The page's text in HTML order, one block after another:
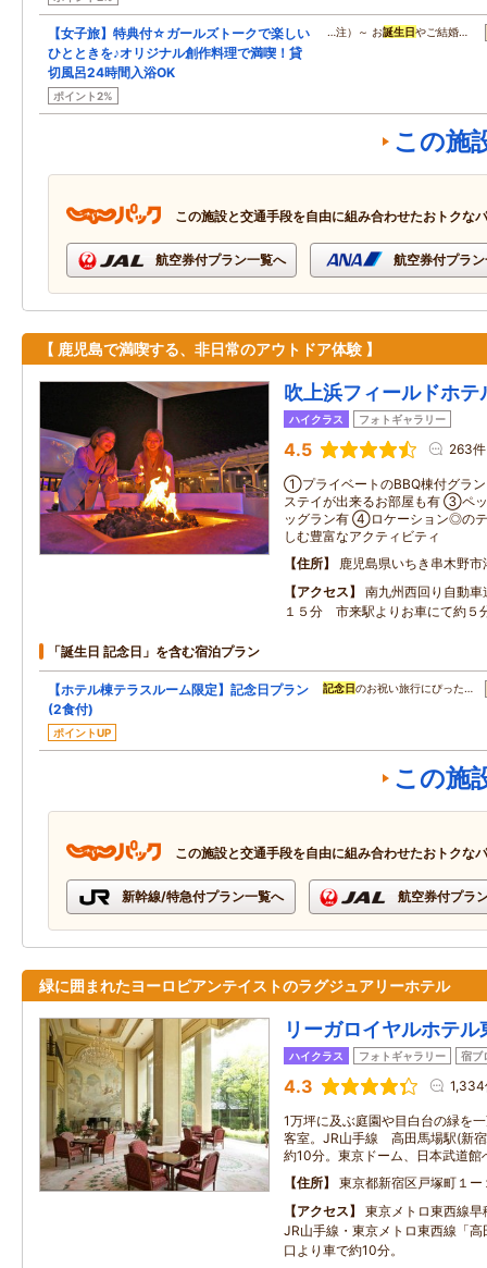
【女子旅】特典付☆ガールズトークで楽しい
ひとときを♪オリジナル創作料理で満喫！貸
切風呂24時間入浴OK
ポイント2%
…注）～ お誕生日やご結婚…
この施
この施設と交通手段を自由に組み合わせたおトクな
航空券付プラン一覧へ 航空券付プラ
【 鹿児島で満喫する、非日常のアウトドア体験 】
吹上浜フィールドホテ
ハイクラス フォトギャラリー
4.5 263件
①プライベートのBBQ棟付グラ
ステイが出来るお部屋も有 ③ペ
ッグラン有 ④ロケーション◎の
しむ豊富なアクティビティ
住所
鹿児島県いちき串木野
アクセス
南九州西回り自動
１５分 市来駅よりお車にて約５
「誕生日 記念日」を含む宿泊プラン
【ホテル棟テラスルーム限定】記念日プラン
(2食付)
ポイントUP
記念日のお祝い旅行にぴった…
この施
この施設と交通手段を自由に組み合わせたおトクな
新幹線/特急付プラン一覧へ 航空券付プラ
緑に囲まれたヨーロピアンテイストのラグジュアリーホテル
リーガロイヤルホテル
ハイクラス フォトギャラリー 宿ブ
4.3 1,334
1万坪に及ぶ庭園や目白台の緑を
客室。JR山手線 高田馬場駅(新
約10分。東京ドーム、日本武道
住所
東京都新宿区戸塚町１ー
アクセス
東京メトロ東西線
JR山手線・東京メトロ東西線「
口より車で約10分。